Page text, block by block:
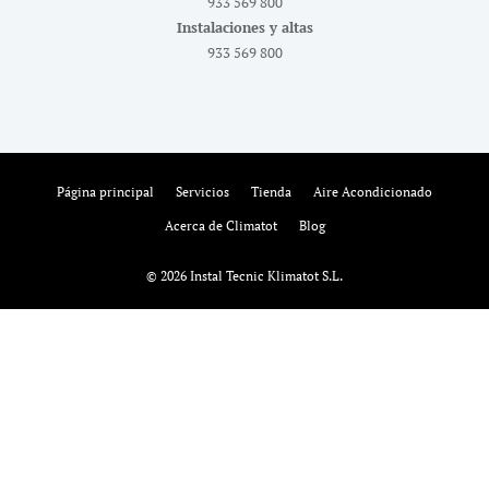
Instalaciones y altas
933 569 800
Página principal Servicios Tienda Aire Acondicionado
Acerca de Climatot Blog
© 2026 Instal Tecnic Klimatot S.L.